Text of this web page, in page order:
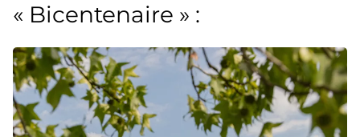
« Bicentenaire » :